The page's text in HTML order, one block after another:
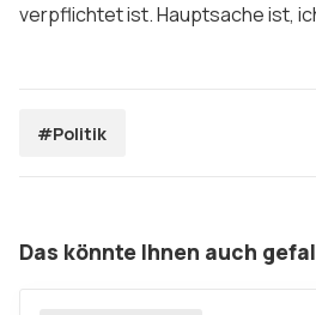
verpflichtet ist. Hauptsache ist,
#Politik
Das könnte Ihnen auch